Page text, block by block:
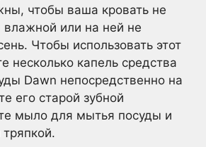
чтобы ваша кровать не
или на ней не
Чтобы использовать этот
несколько капель средства
Dawn непосредственно на
его старой зубной
мыло для мытья посуды и